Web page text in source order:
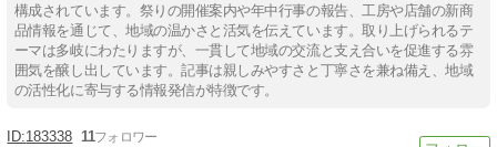
構成されています。祭りの開催案内や年中行事の報告、工房や店舗の新商
品情報を通じて、地域の温かさと活気を伝えています。取り上げられるテ
ーマは多岐にわたりますが、一貫して地域の交流と支え合いを促進する雰
囲気を醸し出しています。記事は親しみやすさと丁寧さを兼ね備え、地域
の活性化に寄与する情報発信が特徴です。
183338 11